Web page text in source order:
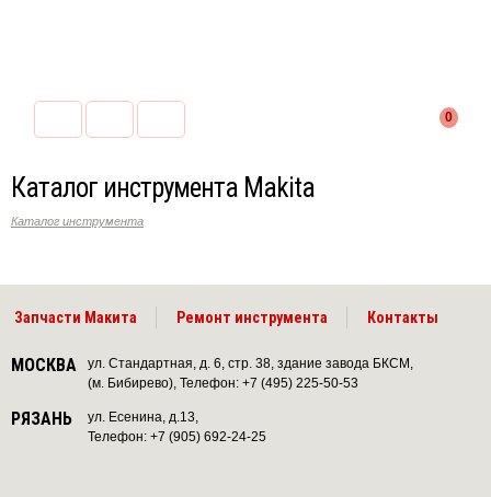
0
Каталог инструмента Makita
Каталог инструмента
Запчасти Макита Ремонт инструмента Контакты
МОСКВА
ул. Стандартная, д. 6, стр. 38, здание завода БКСМ,
(м. Бибирево), Телефон: +7 (495) 225-50-53
РЯЗАНЬ
ул. Есенина, д.13,
Телефон: +7 (905) 692-24-25